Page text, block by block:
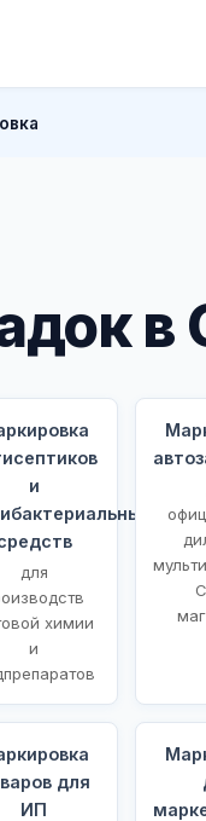
в
и
для
химии
и
для
ИП